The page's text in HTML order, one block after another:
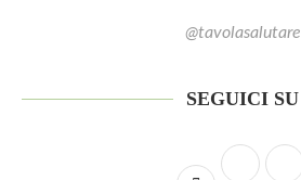
@tavolasalutare
SEGUICI SU